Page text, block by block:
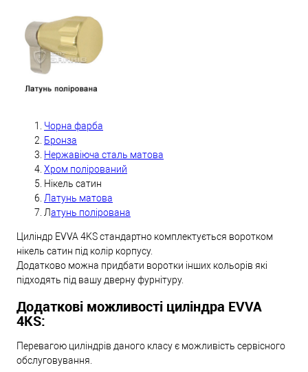
Чорна фарба
Бронза
Нержавіюча сталь матова
Хром полірований
Нікель сатин
Латунь матова
Латунь полірована
Циліндр EVVA 4KS стандартно комплектується воротком
нікель сатин під колір корпусу.
Додатково можна придбати воротки інших кольорів які
підходять під вашу дверну фурнітуру.
Додаткові можливості циліндра EVVA
4KS:
Перевагою циліндрів даного класу є можливість сервісного
обслуговування.